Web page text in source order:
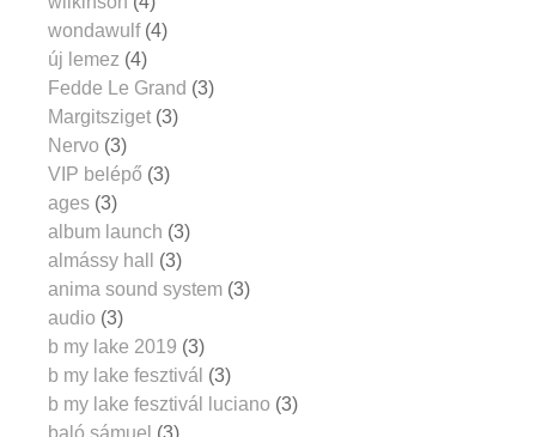
wondawulf (4)
új lemez (4)
Fedde Le Grand (3)
Margitsziget (3)
Nervo (3)
VIP belépő (3)
ages (3)
album launch (3)
almássy hall
(3)
anima sound system (3)
audio (3)
b my lake 2019 (3)
b my lake fesztivál (3)
b my lake fesztivál luciano (3)
baló sámuel (3)